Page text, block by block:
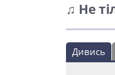
♫ Не
Дивись